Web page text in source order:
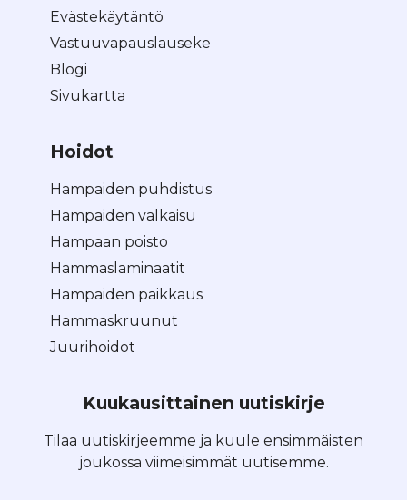
Evästekäytäntö
Vastuuvapauslauseke
Blogi
Sivukartta
Hoidot
Hampaiden puhdistus
Hampaiden valkaisu
Hampaan poisto
Hammaslaminaatit
Hampaiden paikkaus
Hammaskruunut
Juurihoidot
Kuukausittainen uutiskirje
Tilaa uutiskirjeemme ja kuule ensimmäisten
joukossa viimeisimmät uutisemme.